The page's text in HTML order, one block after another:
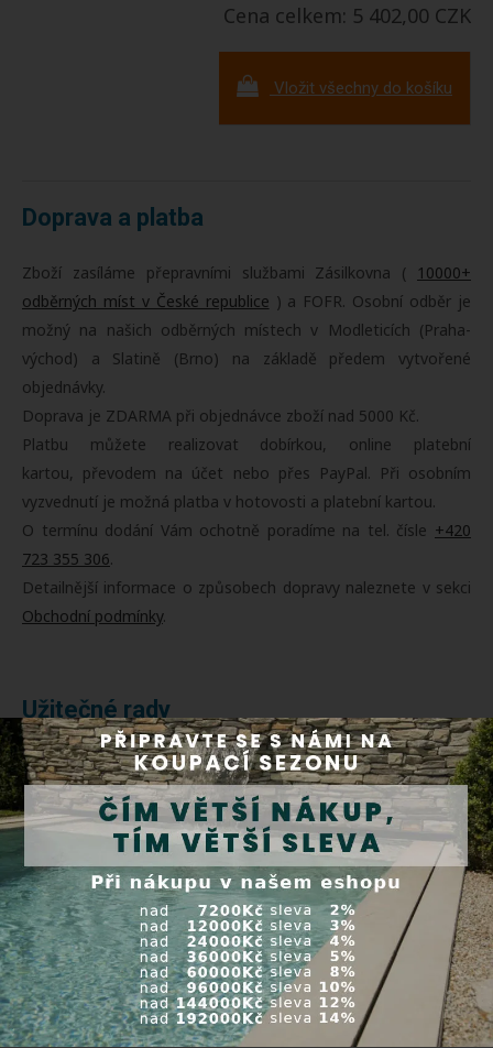
Cena celkem: 5 402,00 CZK
Vložit všechny do košíku
Doprava a platba
Zboží zasíláme přepravními službami Zásilkovna (
10000+
odběrných míst v České republice ) a FOFR. Osobní odběr je
možný na našich odběrných místech v Modleticích (Praha-
východ) a Slatině (Brno) na základě předem vytvořené
objednávky.
Doprava je ZDARMA při objednávce zboží nad 5000 Kč.
Platbu můžete realizovat dobírkou, online platební
kartou, převodem na účet nebo přes PayPal. Při osobním
vyzvednutí je možná platba v hotovosti a platební kartou.
O termínu dodání Vám ochotně poradíme na tel. čísle +420
723 355 306.
Detailnější informace o způsobech dopravy naleznete v sekci
Obchodní podmínky.
Užitečné rady
Jak vyčistit bazénové
čerpadlo?
Nejčastějšími příčinami
sníženého výkonu čerpadla
jsou zanesený košík či ucpaná
vrtule čerpadla.